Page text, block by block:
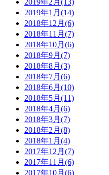
2019年2月(13)
2019年1月(14)
2018年12月(6)
2018年11月(7)
2018年10月(6)
2018年9月(7)
2018年8月(3)
2018年7月(6)
2018年6月(10)
2018年5月(11)
2018年4月(6)
2018年3月(7)
2018年2月(8)
2018年1月(4)
2017年12月(7)
2017年11月(6)
2017年10月(6)